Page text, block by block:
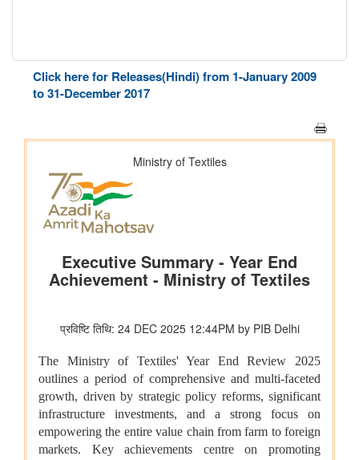
Click here for Releases(Hindi) from 1-January 2009
to 31-December 2017